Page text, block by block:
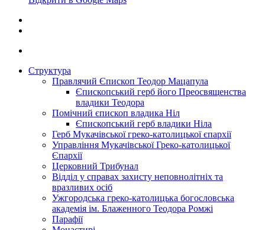
Структура
Правлячий Єпископ Теодор Мацапула
Єпископський герб його Преосвященства
владики Теодора
Помічний єпископ владика Ніл
Єпископський герб владики Ніла
Герб Мукачівської греко-католицької єпархії
Управління Мукачівської Греко-католицької
Єпархії
Церковний Трибунал
Відділ у справах захисту неповнолітніх та
вразливих осіб
Ужгородська греко-католицька богословська
академія ім. Блаженного Теодора Ромжі
Парафії